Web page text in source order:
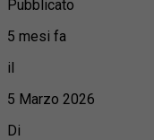
Pubblicato
5 mesi fa
il
5 Marzo 2026
Di